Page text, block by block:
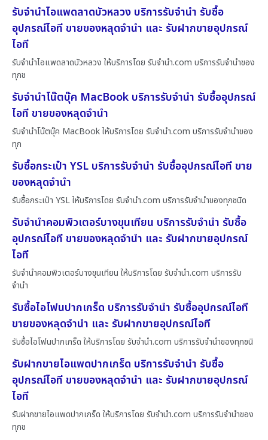
รับจำนำไอแพดลาดบัวหลวง บริการรับจำนำ รับซื้อ
อุปกรณ์ไอที ขายของหลุดจำนำ และ รับฝากขายอุปกรณ์
ไอที
รับจำนำไอแพดลาดบัวหลวง ให้บริการโดย รับจํานํา.com บริการรับจำนำของ
ทุกช
รับจำนำโน๊ตบุ๊ค MacBook บริการรับจำนำ รับซื้ออุปกรณ์
ไอที ขายของหลุดจำนำ
รับจำนำโน๊ตบุ๊ค MacBook ให้บริการโดย รับจํานํา.com บริการรับจำนำของ
ทุก
รับซื้อกระเป๋า YSL บริการรับจำนำ รับซื้ออุปกรณ์ไอที ขาย
ของหลุดจำนำ
รับซื้อกระเป๋า YSL ให้บริการโดย รับจํานํา.com บริการรับจำนำของทุกชนิด
รับจำนำคอมพิวเตอร์บางขุนเทียน บริการรับจำนำ รับซื้อ
อุปกรณ์ไอที ขายของหลุดจำนำ และ รับฝากขายอุปกรณ์
ไอที
รับจำนำคอมพิวเตอร์บางขุนเทียน ให้บริการโดย รับจํานํา.com บริการรับ
จำนำ
รับซื้อไอโฟนปากเกร็ด บริการรับจำนำ รับซื้ออุปกรณ์ไอที
ขายของหลุดจำนำ และ รับฝากขายอุปกรณ์ไอที
รับซื้อไอโฟนปากเกร็ด ให้บริการโดย รับจํานํา.com บริการรับจำนำของทุกชนิ
รับฝากขายไอแพดปากเกร็ด บริการรับจำนำ รับซื้อ
อุปกรณ์ไอที ขายของหลุดจำนำ และ รับฝากขายอุปกรณ์
ไอที
รับฝากขายไอแพดปากเกร็ด ให้บริการโดย รับจํานํา.com บริการรับจำนำของ
ทุกช